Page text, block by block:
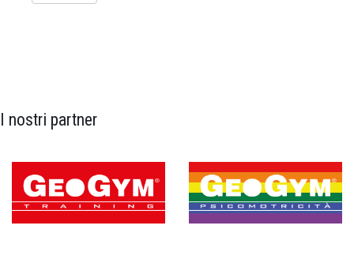
I nostri partner